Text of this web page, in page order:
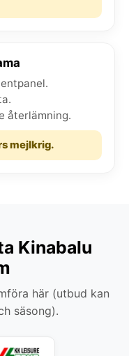
återlämning.
mejlkrig.
Kinabalu
här (utbud kan
säsong).